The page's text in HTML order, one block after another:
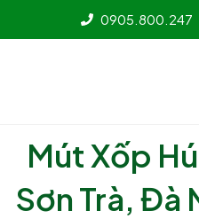
0905.800.247
Mút Xốp
Sơn Trà, Đà